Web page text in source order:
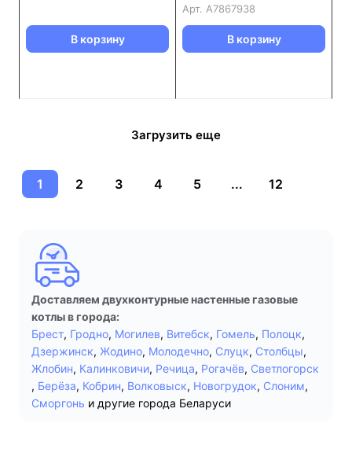
В корзину
Арт. А7867938
В корзину
Загрузить еще
1 2 3 4 5 ... 12
Доставляем двухконтурные настенные газовые
котлы в города:
Брест, Гродно, Могилев, Витебск, Гомель, Полоцк,
Дзержинск, Жодино, Молодечно, Слуцк, Столбцы,
Жлобин, Калинковичи, Речица, Рогачёв, Светлогорск
, Берёза, Кобрин, Волковыск, Новогрудок, Слоним,
Сморгонь и другие города Беларуси